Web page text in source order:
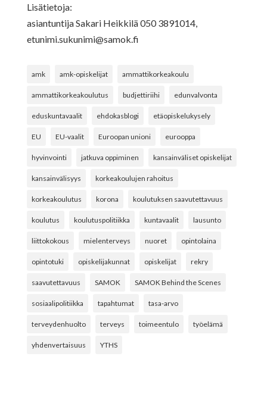
Lisätietoja:
asiantuntija Sakari Heikkilä 050 3891014,
etunimi.sukunimi@samok.fi
amk amk-opiskelijat ammattikorkeakoulu
ammattikorkeakoulutus budjettiriihi edunvalvonta
eduskuntavaalit ehdokasblogi etäopiskelukysely
EU EU-vaalit Euroopan unioni eurooppa
hyvinvointi jatkuva oppiminen kansainväliset opiskelijat
kansainvälisyys korkeakoulujen rahoitus
korkeakoulutus korona koulutuksen saavutettavuus
koulutus koulutuspolitiikka kuntavaalit lausunto
liittokokous mielenterveys nuoret opintolaina
opintotuki opiskelijakunnat opiskelijat rekry
saavutettavuus SAMOK SAMOK Behind the Scenes
sosiaalipolitiikka tapahtumat tasa-arvo
terveydenhuolto terveys toimeentulo työelämä
yhdenvertaisuus YTHS